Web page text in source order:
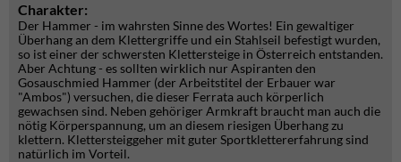
Charakter:
Der Hammer - im wahrsten Sinne des Wortes! Ein gewaltiger
Überhang an dem Klettergriffe und ein Stahlseil befestigt wurden,
so ist einer der schwersten Klettersteige in Österreich entstanden.
Aber Achtung - es sollten wirklich nur Aspiranten den
Gosauschmied Hammer (der Arbeitstitel der Erbauer war
"Ambos") versuchen, die dieser Ferrata auch körperlich
gewachsen sind. Neben gehöriger Armkraft braucht man auch die
nötig Körperspannung, um an diesem riesigen Überhang zu
klettern. Klettersteiggeher mit guter Sportklettererfahrung sind
natürlich im Vorteil.